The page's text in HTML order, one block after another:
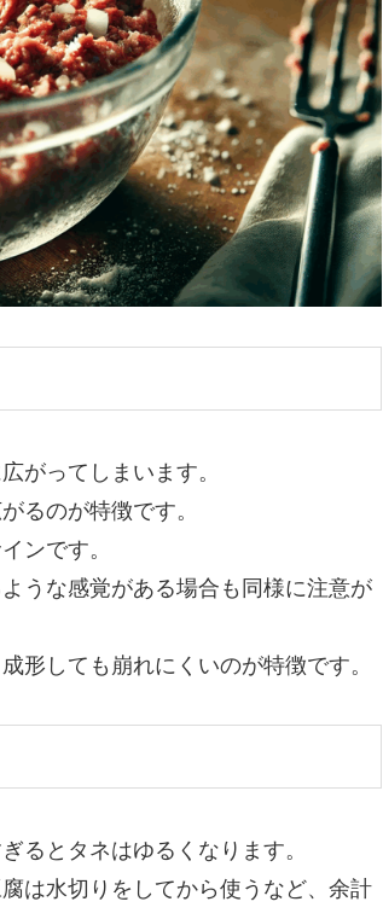
がってしまいます。
るのが特徴です。
ンです。
うな感覚がある場合も同様に注意が
形しても崩れにくいのが特徴です。
るとタネはゆるくなります。
は水切りをしてから使うなど、余計